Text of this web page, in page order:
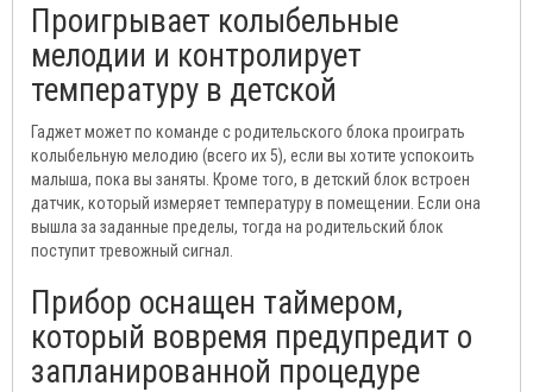
Проигрывает колыбельные
мелодии и контролирует
температуру в детской
Гаджет может по команде с родительского блока проиграть
колыбельную мелодию (всего их 5), если вы хотите успокоить
малыша, пока вы заняты. Кроме того, в детский блок встроен
датчик, который измеряет температуру в помещении. Если она
вышла за заданные пределы, тогда на родительский блок
поступит тревожный сигнал.
Прибор оснащен таймером,
который вовремя предупредит о
запланированной процедуре